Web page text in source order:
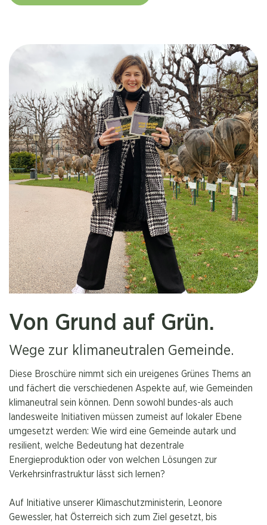
Von Grund auf Grün.
Wege zur klimaneutralen Gemeinde.
Diese Broschüre nimmt sich ein ureigenes Grünes Thems an
und fächert die verschiedenen Aspekte auf, wie Gemeinden
klimaneutral sein können. Denn sowohl bundes-als auch
landesweite Initiativen müssen zumeist auf lokaler Ebene
umgesetzt werden: Wie wird eine Gemeinde autark und
resilient, welche Bedeutung hat dezentrale
Energieproduktion oder von welchen Lösungen zur
Verkehrsinfrastruktur lässt sich lernen?
Auf Initiative unserer Klimaschutzministerin, Leonore
Gewessler, hat Österreich sich zum Ziel gesetzt, bis